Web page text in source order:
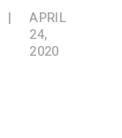
|
APRIL
24,
2020